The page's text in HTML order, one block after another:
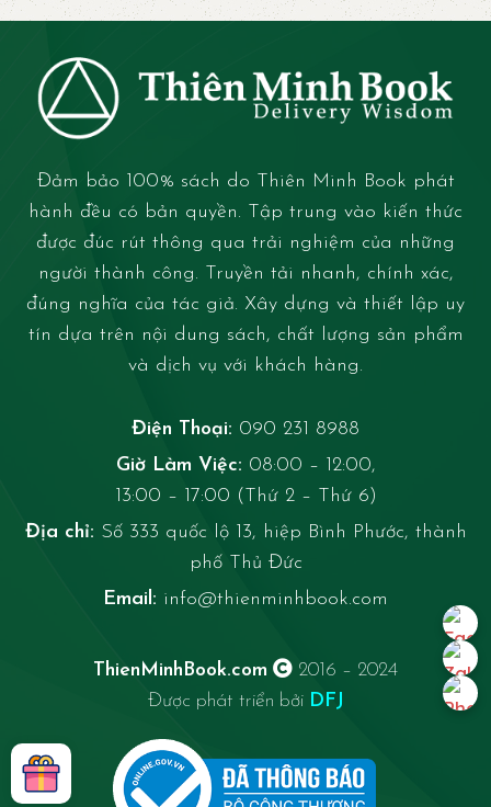
Đảm bảo 100% sách do Thiên Minh Book phát
hành đều có bản quyền. Tập trung vào kiến thức
được đúc rút thông qua trải nghiệm của những
người thành công. Truyền tải nhanh, chính xác,
đúng nghĩa của tác giả. Xây dựng và thiết lập uy
tín dựa trên nội dung sách, chất lượng sản phẩm
và dịch vụ với khách hàng.
Điện Thoại: 090 231 8988
Giờ Làm Việc: 08:00 – 12:00,
13:00 – 17:00 (Thứ 2 – Thứ 6)
Địa chỉ: Số 333 quốc lộ 13, hiệp Bình Phước, thành
phố Thủ Đức
Email: info@thienminhbook.com
ThienMinhBook.com
2016 – 2024
Được phát triển bởi DFJ